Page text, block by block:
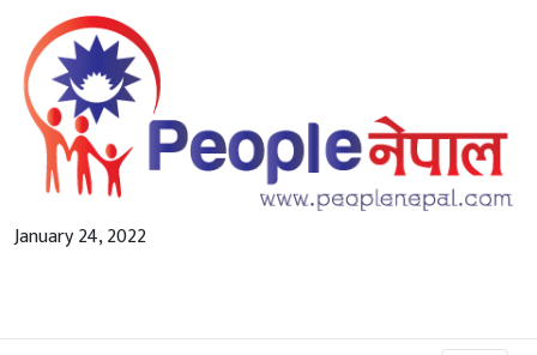
January 24, 2022